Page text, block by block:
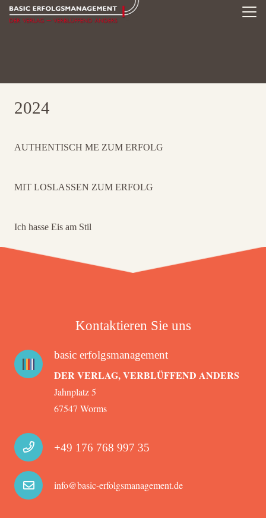
2024
AUTHENTISCH ME ZUM ERFOLG
MIT LOSLASSEN ZUM ERFOLG
Ich hasse Eis am Stil
Kontaktieren Sie uns
basic erfolgsmanagement
DER VERLAG, VERBLÜFFEND ANDERS
Jahnplatz 5
67547 Worms
+49 176 768 997 35
info@basic-erfolgsmanagement.de